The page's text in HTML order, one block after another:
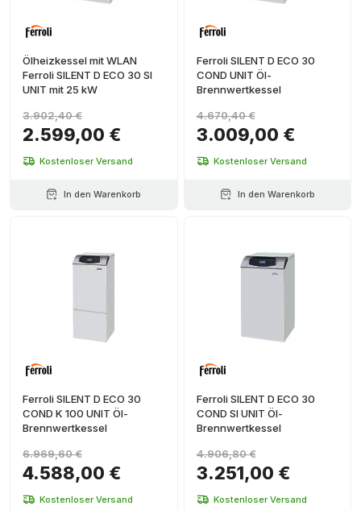
Ölheizkessel mit WLAN
Ferroli SILENT D ECO 30 SI
UNIT mit 25 kW
2.599,00 €
3.902,40 €
Kostenloser Versand
In den Warenkorb
Ferroli SILENT D ECO 30
COND UNIT Öl-
Brennwertkessel
3.009,00 €
4.670,40 €
Kostenloser Versand
In den Warenkorb
Ferroli SILENT D ECO 30
COND K 100 UNIT Öl-
Brennwertkessel
4.588,00 €
6.969,60 €
Kostenloser Versand
Ferroli SILENT D ECO 30
COND SI UNIT Öl-
Brennwertkessel
3.251,00 €
4.906,80 €
Kostenloser Versand